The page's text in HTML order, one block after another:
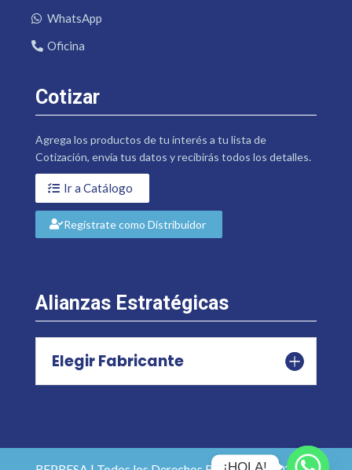
WhatsApp
Oficina
Cotizar
Agrega los productos de tu interés a tu lista de
Cotización, envía tus datos y recibirás todos los detalles.
Ir a Catálogo
Regístrate como Distribuidor
Alianzas Estratégicas
Elegir Fabricante
¡HOLA!